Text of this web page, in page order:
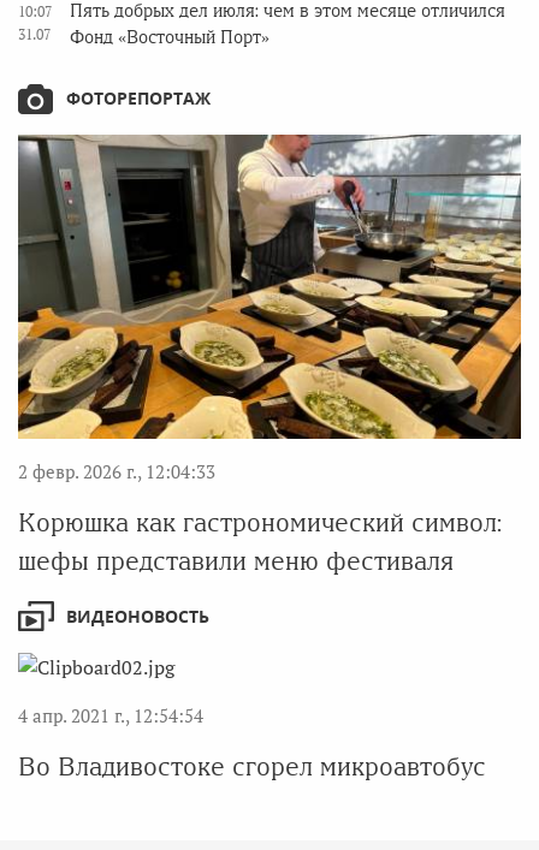
10:07
31.07
Пять добрых дел июля: чем в этом месяце отличился
Фонд «Восточный Порт»
ФОТОРЕПОРТАЖ
2 февр. 2026 г., 12:04:33
Корюшка как гастрономический символ:
шефы представили меню фестиваля
ВИДЕОНОВОСТЬ
4 апр. 2021 г., 12:54:54
Во Владивостоке сгорел микроавтобус